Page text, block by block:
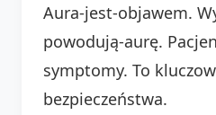
Aura-jest-objawem.
powodują-aurę.
symptomy. To
bezpieczeństwa.